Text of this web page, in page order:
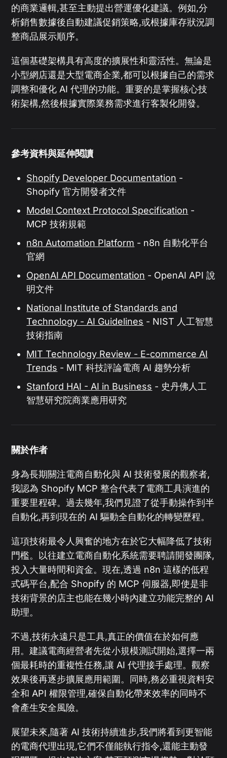
的商業邏輯,甚至主動提出營運優化建議。例如,分
析銷售數據後自動建議促銷策略,或根據庫存狀況調
整商品展示順序。
這個基礎架構具有高度的擴展性和靈活性。無論是
小型網店還是大型電商企業,都可以根據自己的需求
調整和優化 AI 代理的功能。重要的是掌握核心技
術架構,然後根據實際業務需求進行客製化開發。
參考資料與延伸閱讀
Shopify Developer Documentation -
Shopify 官方開發者文件
Model Context Protocol Specification -
MCP 技術規範
n8n Automation Platform - n8n 自動化平台
官網
OpenAI API Documentation - OpenAI API 說
明文件
National Institute of Standards and
Technology - AI Guidelines - NIST 人工智慧
技術指南
MIT Technology Review - E-commerce AI
Trends - MIT 科技評論電商 AI 趨勢分析
Stanford HAI - AI in Business - 史丹佛人工
智慧研究院商業應用研究
關於作者
身為長期關注電商自動化與 AI 技術發展的觀察者,
我認為 Shopify MCP 整合代表了電商工具演進的
重要里程碑。過去幾年,我們見證了從手動操作到半
自動化,再到現在的 AI 驅動全自動化的轉變歷程。
這項技術最令人興奮的地方在於它大幅降低了技術
門檻。以往建立電商自動化系統需要聘請開發團隊,
投入大量時間和資金。現在,透過 n8n 這樣的低程
式碼平台,配合 Shopify 的 MCP 伺服器,即使是非
技術背景的店主也能在幾小時內建立功能完整的 AI
助理。
不過,技術永遠只是工具,真正的價值在於如何應
用。建議電商經營者先從小規模測試開始,選擇一兩
個最耗時的重複性任務,讓 AI 代理接手處理。觀察
效果後再逐步擴展應用範圍。同時,務必重視資料安
全和 API 權限管理,確保自動化帶來效率的同時不
會產生安全風險。
展望未來,隨著 AI 技術持續進步,我們將看到更智能
的電商代理出現,它們不僅能執行指令,還能主動發